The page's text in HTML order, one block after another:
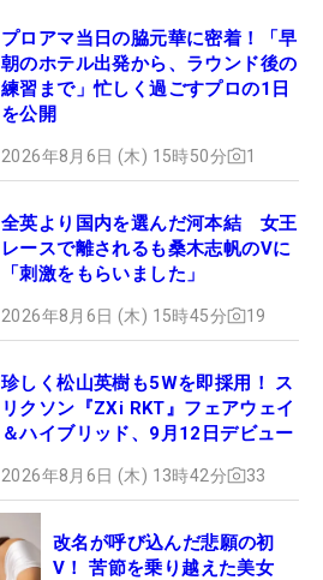
プロアマ当日の脇元華に密着！「早
朝のホテル出発から、ラウンド後の
練習まで」忙しく過ごすプロの1日
を公開
2026年8月6日 (木) 15時50分 1
全英より国内を選んだ河本結 女王
レースで離されるも桑木志帆のVに
「刺激をもらいました」
2026年8月6日 (木) 15時45分 19
珍しく松山英樹も5Wを即採用！ ス
リクソン『ZXi RKT』フェアウェイ
＆ハイブリッド、9月12日デビュー
2026年8月6日 (木) 13時42分 33
改名が呼び込んだ悲願の初
V！ 苦節を乗り越えた美女